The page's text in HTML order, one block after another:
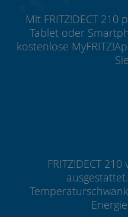
Mit FRITZ!DECT
Tablet oder
kostenlose
FRITZ!DECT